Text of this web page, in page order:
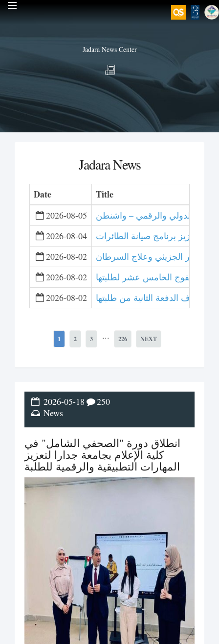
Jadara News Center
Jadara News
Date Title
2026-08-05
الدولي والرقمي – واشنطن
2026-08-04
لتعزيز برنامج صيانة الطائرات
2026-08-02
الجزيئي وعلاج السرطان
2026-08-02
تخريج الفوج الخامس عشر لطلبتها
2026-08-02
وتزف الدفعة الثانية من طلبتها
1 2 3 ... 226 NEXT
2026-05-18
News
250
انطلاق دورة "الصحفي الشامل" في
كلية الإعلام بجامعة جدارا لتعزيز
المهارات التطبيقية والرقمية للطلبة